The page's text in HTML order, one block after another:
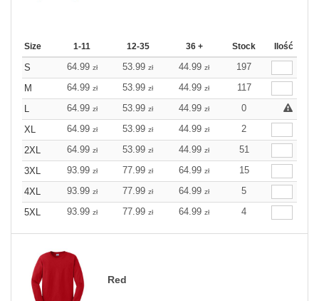
Size 1-11 12-35 36 + Stock Ilość
S 64.99 zł 53.99 zł 44.99 zł
197
M
64.99 zł 53.99 zł 44.99 zł
117
L
64.99 zł 53.99 zł 44.99 zł
0
XL
64.99 zł 53.99 zł 44.99 zł
2
2XL
64.99 zł 53.99 zł 44.99 zł
51
3XL
93.99 zł 77.99 zł 64.99 zł
15
4XL
93.99 zł 77.99 zł 64.99 zł
5
5XL
93.99 zł 77.99 zł 64.99 zł 4
Red